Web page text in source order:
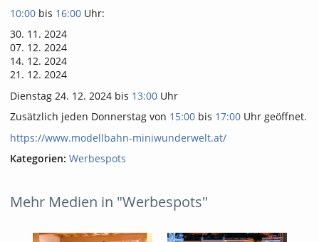
10:00 bis 16:00 Uhr:
30. 11. 2024
07. 12. 2024
14. 12. 2024
21. 12. 2024
Dienstag 24. 12. 2024 bis 13:00 Uhr
Zusätzlich jeden Donnerstag von 15:00 bis 17:00 Uhr geöffnet.
https://www.modellbahn-miniwunderwelt.at/
Kategorien: Werbespots
Mehr Medien in "Werbespots"